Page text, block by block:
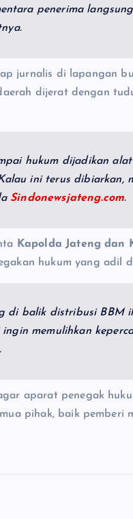
penerima
jurnalis di lapangan
dijerat dengan
hukum dijadikan
ini terus dibiarkan,
Sindonewsjateng.com.
Kapolda Jateng dan
hukum yang adil
di balik distribusi BBM
memulihkan
aparat penegak
pihak, baik pemberi